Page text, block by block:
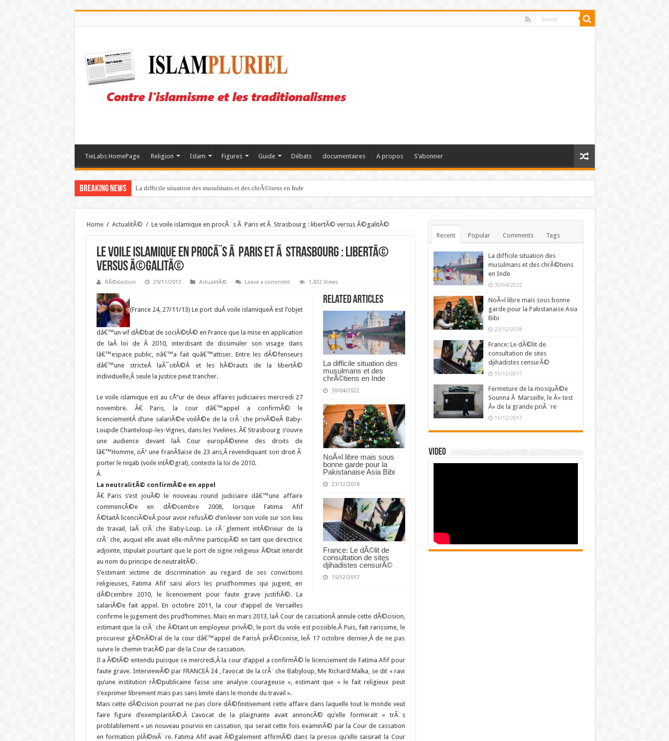
TieLabs HomePage Religion Islam Figures Guide Débats documentaires A propos S’abonner
Breaking News La difficile situation des musulmans et des chrÃ©tiens en Inde
Home / ActualitÃ© / Le voile islamique en procÃ¨s Ã Paris et Ã Strasbourg : libertÃ© versus Ã©galitÃ©
Le voile islamique en procÃ¨s Ã Paris et Ã Strasbourg : libertÃ©
versus Ã©galitÃ©
RÃ©daction 29/11/2013 ActualitÃ© Leave a comment 1,832 Views
Related Articles
La difficile situation des
musulmans et des
chrÃ©tiens en Inde
30/04/2022
NoÃ«l libre mais sous
bonne garde pour la
Pakistanaise Asia Bibi
23/12/2018
France: Le dÃ©lit de
consultation de sites
djihadistes censurÃ©
15/12/2017
(France 24, 27/11/13) Le port duÂ voile islamiqueÂ est l’objet
dâ€™un vif dÃ©bat de sociÃ©tÃ© en France que la mise en application
de laÂ loi de Â 2010, interdisant de dissimuler son visage dans
lâ€™espace public, nâ€™a fait quâ€™attiser. Entre les dÃ©fenseurs
dâ€™une stricteÂ laÃ¯citÃ©Â et les hÃ©rauts de la libertÃ©
individuelle,Â seule la justice peut trancher.
Le voile islamique est au cÅ“ur de deux affaires judiciaires mercredi 27
novembre. Ã€ Paris, la cour dâ€™appel a confirmÃ© le
licenciementÂ d’une salariÃ©e voilÃ©e de la crÃ¨che privÃ©eÂ Baby-
Loupde Chanteloup-les-Vignes, dans les Yvelines. Ã€ Strasbourg s’ouvre
une audience devant laÂ Cour europÃ©enne des droits de
lâ€™Homme, oÃ¹ une FranÃ§aise de 23 ans,Â revendiquant son droit Ã
porter le niqab (voile intÃ©gral), conteste la loi de 2010.
Â
La neutralitÃ© confirmÃ©e en appel
Ã€ Paris s’est jouÃ© le nouveau round judiciaire dâ€™une affaire
commencÃ©e en dÃ©cembre 2008, lorsque Fatima Afif
Ã©taitÂ licenciÃ©eÂ pour avoir refusÃ© d’enlever son voile sur son lieu
de travail, laÂ crÃ¨che Baby-Loup. Le rÃ¨glement intÃ©rieur de la
crÃ¨che, auquel elle avait elle-mÃªme participÃ© en tant que directrice
adjointe, stipulait pourtant que le port de signe religieux Ã©tait interdit
au nom du principe de neutralitÃ©.
S’estimant victime de discrimination au regard de ses convictions
religieuses, Fatima Afif saisi alors les prud’hommes qui jugent, en
dÃ©cembre 2010, le licenciement pour faute grave justifiÃ©. La
salariÃ©e fait appel. En octobre 2011, la cour d’appel de Versailles
confirme le jugement des prud’hommes. Mais en mars 2013, laÂ Cour de cassationÂ annule cette dÃ©cision,
estimant que la crÃ¨che Ã©tant un employeur privÃ©, le port du voile est possible.Â Puis, fait rarissime, le
procureur gÃ©nÃ©ral de la cour dâ€™appel de ParisÂ prÃ©conise, leÂ 17 octobre dernier,Â de ne pas
suivre le chemin tracÃ© par de la Cour de cassation.
Il a Ã©tÃ© entendu puisque ce mercredi,Â la cour d’appel a confirmÃ© le licenciement de Fatima Afif pour
faute grave. InterviewÃ© par FRANCEÂ 24 , l’avocat de la crÃ¨che Babyloup, Me Richard Malka, se dit « ravi
qu’une institution rÃ©publicaine fasse une analyse courageuse », estimant que « le fait religieux peut
s’exprimer librement mais pas sans limite dans le monde du travail ».
Mais cette dÃ©cision pourrait ne pas clore dÃ©finitivement cette affaire dans laquelle tout le monde veut
faire figure d’exemplaritÃ©.Â L’avocat de la plaignante avait annoncÃ© qu’elle formerait « trÃ¨s
problablement » un nouveau pourvoi en cassation, qui serait cette fois examinÃ© par la Cour de cassation
en formation plÃ©niÃ¨re. Fatima Afif avait Ã©galement affirmÃ© dans la presse qu’elle saisirait la Cour
Recent Popular Comments Tags
La difficile situation des
musulmans et des chrÃ©tiens
en Inde
30/04/2022
NoÃ«l libre mais sous bonne
garde pour la Pakistanaise Asia
Bibi
23/12/2018
France: Le dÃ©lit de
consultation de sites
djihadistes censurÃ©
15/12/2017
Fermeture de la mosquÃ©e
Sounna Ã Marseille, le Â« test
Â» de la grande priÃ¨re
15/12/2017
Video